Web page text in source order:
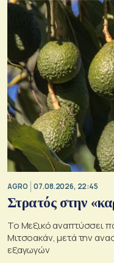
AGRO 07.08.2026, 22:45
Στρατός στην
Το Μεξικό αναπτύσσει
Μιτσοακάν, μετά την
εξαγωγών